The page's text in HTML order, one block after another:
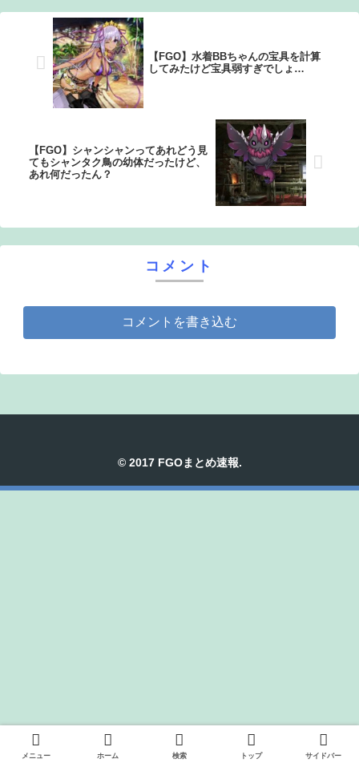
友達って感じで性的な目では見れないｗ」←これｗｗｗ
ｗ：26/08/06のニュース
【FGO】水着BBちゃんの宝具を計算
してみたけど宝具弱すぎでしょ…
【FGO】シャンシャンってあれどう見
てもシャンタク鳥の幼体だったけど、
あれ何だったん？
コメント
コメントを書き込む
© 2017 FGOまとめ速報.
メニュー ホーム 検索 トップ サイドバー